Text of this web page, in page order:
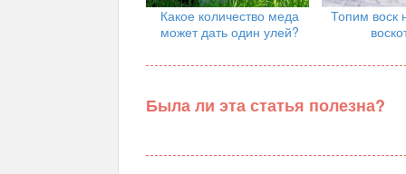
Какое количество меда
может дать один улей?
Топим воск
Была ли эта статья полезна?